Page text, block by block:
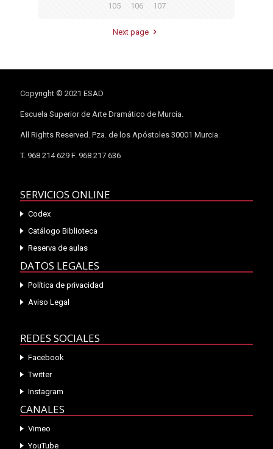
105 106 107
Next page
Copyright © 2021 ESAD
Escuela Superior de Arte Dramático de Murcia.
All Rights Reserved. Pza. de los Apóstoles 30001 Murcia.
T. 968 214 629 F. 968 217 636
SERVICIOS ONLINE
Codex
Catálogo Biblioteca
Reserva de aulas
DATOS LEGALES
Política de privacidad
Aviso Legal
REDES SOCIALES
Facebook
Twitter
Instagram
CANALES
Vimeo
YouTube